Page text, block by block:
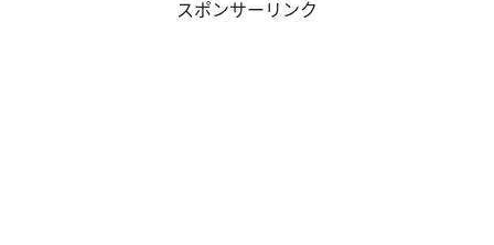
スポンサーリンク